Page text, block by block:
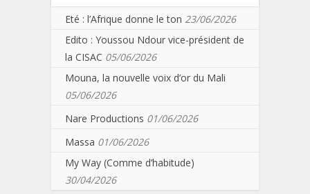
Eté : l’Afrique donne le ton 23/06/2026
Edito : Youssou Ndour vice-président de
la CISAC 05/06/2026
Mouna, la nouvelle voix d’or du Mali
05/06/2026
Nare Productions 01/06/2026
Massa 01/06/2026
My Way (Comme d’habitude)
30/04/2026